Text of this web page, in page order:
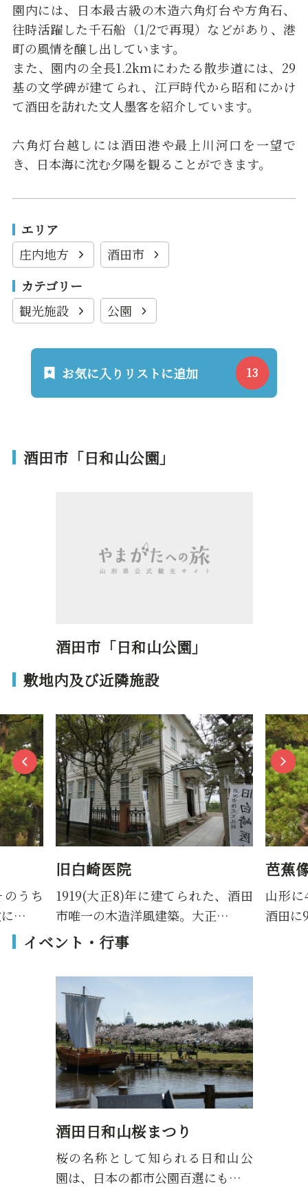
園内には、日本最古級の木造六角灯台や方角石、
往時活躍した千石船（1/2で再現）などがあり、港
町の風情を醸し出しています。
また、園内の全長1.2kmにわたる散歩道には、29
基の文学碑が建てられ、江戸時代から昭和にかけ
て酒田を訪れた文人墨客を紹介しています。
六角灯台越しには酒田港や最上川河口を一望で
き、日本海に沈む夕陽を観ることができます。
エリア
庄内地方
酒田市
カテゴリー
観光施設
公園
お気に入りリストに追加
酒田市「日和山公園」
酒田市「日和山公園」
敷地内及び近隣施設
ち
旧白崎医院
1919(大正8)年に建てられた、酒田
市唯一の木造洋風建築。大正…
芭蕉像
山形に40
酒田に9
イベント・行事
酒田日和山桜まつり
桜の名称として知られる日和山公
園は、日本の都市公園百選にも…